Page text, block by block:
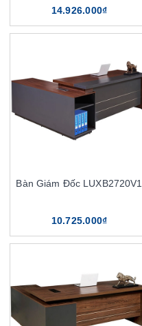
14.926.000₫
Bàn Giám Đốc LUXB2720V1
10.725.000₫